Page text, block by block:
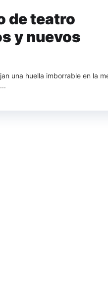
de teatro
y nuevos
una huella imborrable en la